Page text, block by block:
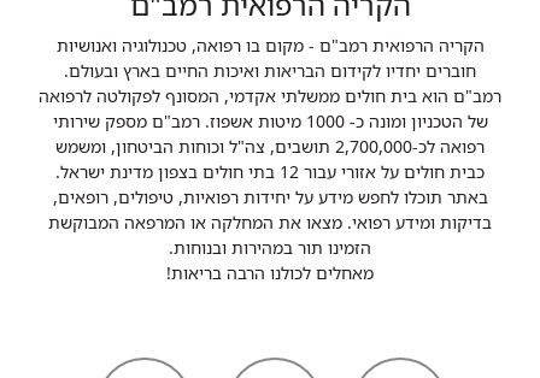
הקריה הרפואית רמב"ם - מקום בו רפואה, טכנולוגיה ואנושיות
חוברים יחדיו לקידום הבריאות ואיכות החיים בארץ ובעולם.
רמב"ם הוא בית חולים ממשלתי אקדמי, המסונף לפקולטה לרפואה
של הטכניון ומונה כ- 1000 מיטות אשפוז. רמב"ם מספק שירותי
רפואה לכ-2,700,000 תושבים, צה"ל וכוחות הביטחון, ומשמש
כבית חולים על אזורי עבור 12 בתי חולים בצפון מדינת ישראל.
באתר תוכלו לחפש מידע על יחידות רפואיות, טיפולים, רופאים,
בדיקות ומידע רפואי. מצאו את המחלקה או המרפאה המבוקשת
הזמינו תור במהירות ובנוחות.
מאחלים לכולנו הרבה בריאות!